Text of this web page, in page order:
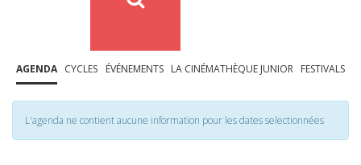
AGENDA CYCLES ÉVÉNEMENTS LA CINÉMATHÈQUE JUNIOR FESTIVALS
L'agenda ne contient aucune information pour les dates selectionnées